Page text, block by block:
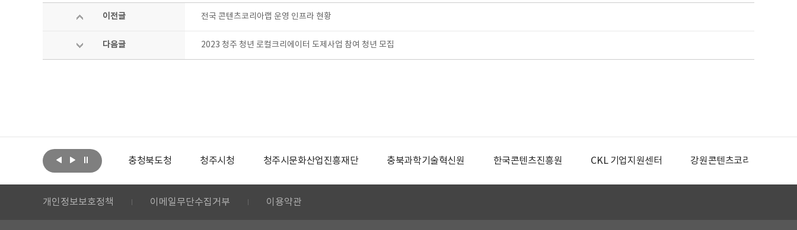
이전글 전국 콘텐츠코리아랩 운영 인프라 현황
다음글 2023 청주 청년 로컬크리에이터 도제사업 참여 청년 모집
문화체육관광부 충청북도청 청주시청 청주시문화산업진흥재단 충북과학기술혁신원 한국콘텐츠진흥원 CKL 기업지원센터 강원콘텐츠코리아랩
개인정보보호정책 이메일무단수집거부 이용약관